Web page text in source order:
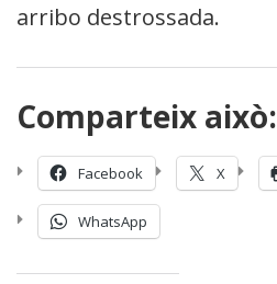
arribo destrossada.
Comparteix això:
Facebook X
WhatsApp